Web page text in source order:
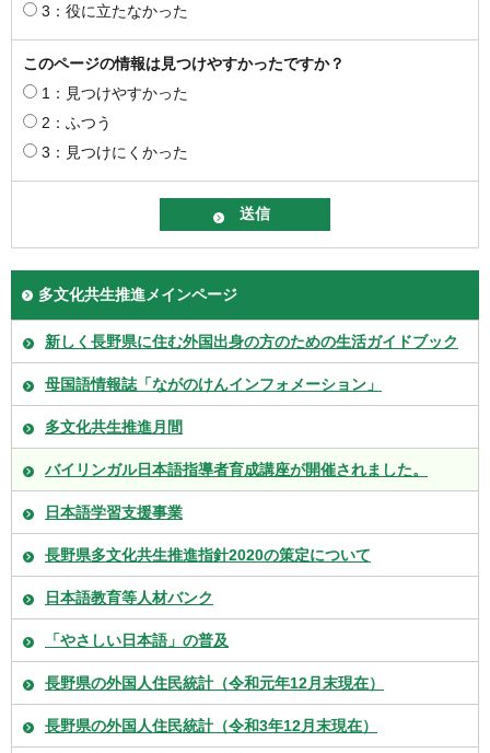
3：役に立たなかった
このページの情報は見つけやすかったですか？
1：見つけやすかった
2：ふつう
3：見つけにくかった
多文化共生推進メインページ
新しく長野県に住む外国出身の方のための生活ガイドブック
母国語情報誌「ながのけんインフォメーション」
多文化共生推進月間
バイリンガル日本語指導者育成講座が開催されました。
日本語学習支援事業
長野県多文化共生推進指針2020の策定について
日本語教育等人材バンク
「やさしい日本語」の普及
長野県の外国人住民統計（令和元年12月末現在）
長野県の外国人住民統計（令和3年12月末現在）